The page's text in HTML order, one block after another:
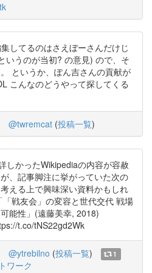
してるのはさえぼーさんだけじ
いうのが当初? の意見) ので、そ
というか、ぽん吉さんの貢献が
こんなのどうやって探してくる
@twremcat (投稿一覧)
しかったWikipediaの内容が容赦
、記事脚注に挙がっていた次の
える上で興味深い資料かもしれ
戦友会」の変容と世代交代 戦場
能性」(遠藤美幸, 2018)
t.co/tNS22gd2Wk
@ytrebilno (投稿一覧)
1
ワーク